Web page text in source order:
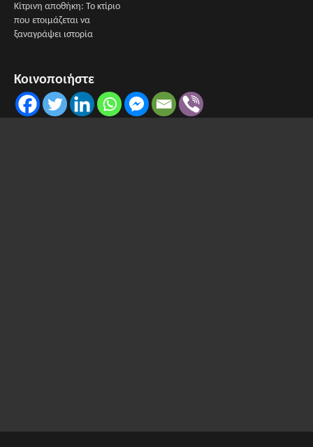
Κίτρινη αποθήκη: Το κτίριο
που ετοιμάζεται να
ξαναγράψει ιστορία
Κοινοποιήστε